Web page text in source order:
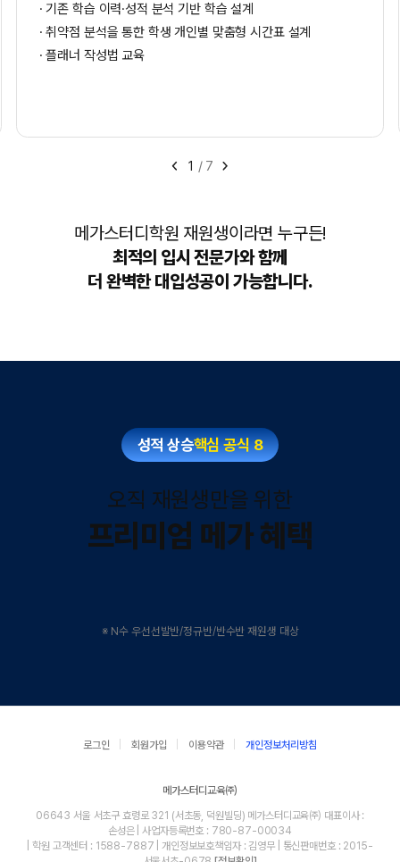
기존 학습 이력·성적 분석 기반 학습 설계
취약점 분석을 통한 학생 개인별 맞춤형 시간표 설계
플래너 작성법 교육
1 / 7
메가스터디학원 재원생이라면 누구든!
최적의 입시 전문가와 함께
더 완벽한 대입성공이 가능합니다.
성적 상승핵심 공식 8
오직 재원생만을 위한
프리미엄 메가 혜택
※ N수 우선선발반/정규반/반수반 재원생 대상
로그인 회원가입 이용약관 개인정보처리방침
메가스터디교육㈜
06643 서울 서초구 효령로 321 (서초동, 덕원빌딩) 메가스터디교육㈜ 대표이사 :
손성은 | 사업자등록번호 : 780-87-00034
| 학원 고객센터 : 1588-7887 | 개인정보보호책임자 : 김영무 | 통신판매번호 : 2015-